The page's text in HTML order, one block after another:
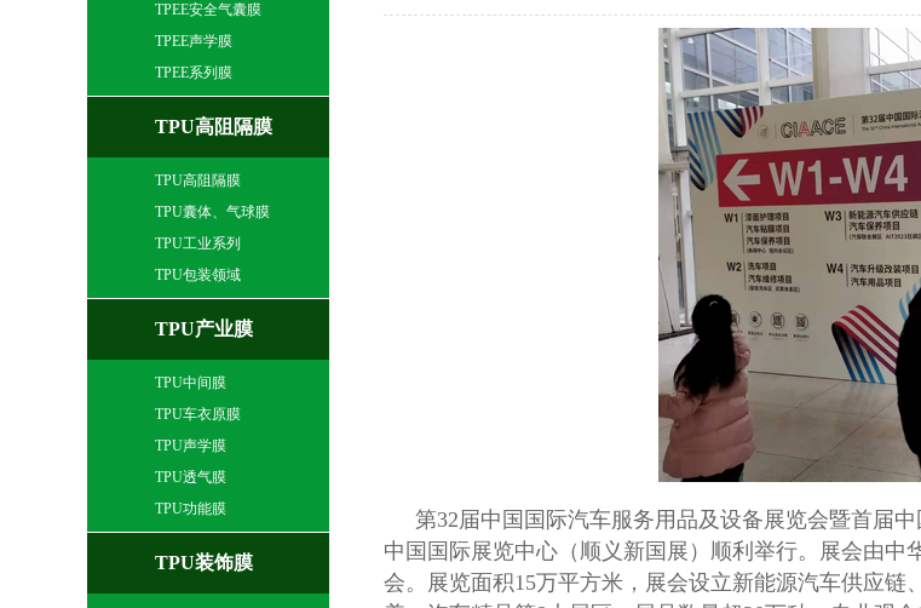
TPEE安全气囊膜
TPEE声学膜
TPEE系列膜
TPU高阻隔膜
TPU高阻隔膜
TPU囊体、气球膜
TPU工业系列
TPU包装领域
TPU产业膜
TPU中间膜
TPU车衣原膜
TPU声学膜
TPU透气膜
TPU功能膜
TPU装饰膜
第32届中国国际汽车服务用品及设备展览会暨首届
中国国际展览中心（顺义新国展）顺利举行。展会由中
会。展览面积15万平方米，展会设立新能源汽车供应